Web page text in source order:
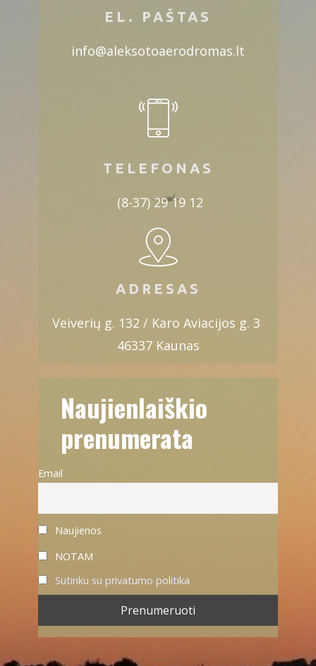
EL. PAŠTAS
info@aleksotoaerodromas.lt
TELEFONAS
(8-37) 29 19 12
ADRESAS
Veiverių g. 132 / Karo Aviacijos g. 3
46337 Kaunas
Naujienlaiškio
prenumerata
Email
Naujienos
NOTAM
Sutinku su privatumo politika